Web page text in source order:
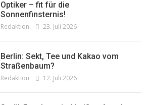
Optiker – fit für die
Sonnenfinsternis!
Redaktion 23. Juli 2026
Berlin: Sekt, Tee und Kakao vom
Straßenbaum?
Redaktion 12. Juli 2026